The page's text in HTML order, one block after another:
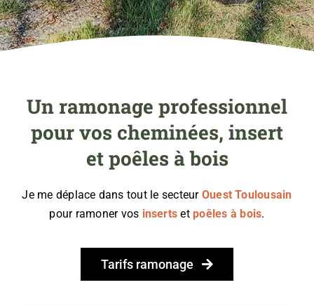
Un ramonage professionnel
pour vos cheminées, insert
et poêles à bois
Je me déplace dans tout le secteur Ouest Toulousain
pour ramoner vos inserts etpoêles à bois.
Tarifs ramonage